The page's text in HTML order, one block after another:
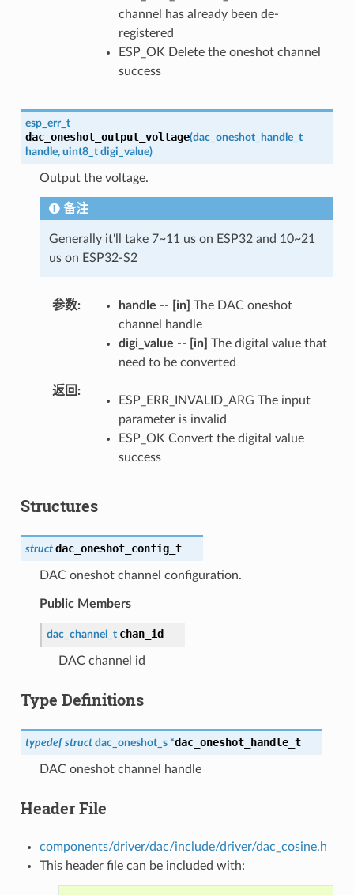
channel has already been de-
registered
ESP_OK Delete the oneshot channel
success
esp_err_t
dac_oneshot_output_voltage(dac_oneshot_handle_t
handle, uint8_t digi_value)
Output the voltage.
备注
Generally it'll take 7~11 us on ESP32 and 10~21
us on ESP32-S2
参数 handle -- [in] The DAC oneshot
channel handle
digi_value -- [in] The digital value that
need to be converted
返回
ESP_ERR_INVALID_ARG The input
parameter is invalid
ESP_OK Convert the digital value
success
Structures
struct dac_oneshot_config_t
DAC oneshot channel configuration.
Public Members
dac_channel_t chan_id
DAC channel id
Type Definitions
typedef struct dac_oneshot_s *dac_oneshot_handle_t
DAC oneshot channel handle
Header File
components/driver/dac/include/driver/dac_cosine.h
This header file can be included with: